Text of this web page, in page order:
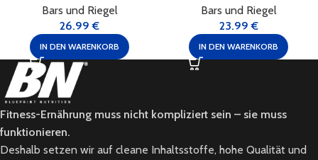
Bars und Riegel
26.99€
IN DEN WARENKORB
Bars und Riegel
23.99€
IN DEN WARENKORB
Fitness-Ernährung muss nicht kompliziert sein – sie muss
funktionieren.
Deshalb setzen wir auf cleane Inhaltsstoffe, hohe Qualität und